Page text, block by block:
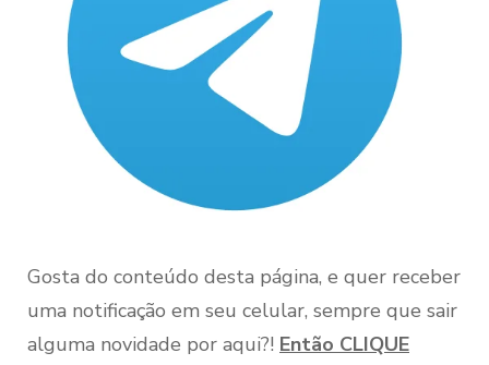
Gosta do conteúdo desta página, e quer receber
uma notificação em seu celular, sempre que sair
alguma novidade por aqui?! Então CLIQUE